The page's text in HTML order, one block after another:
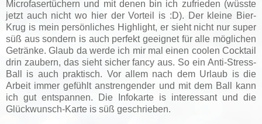
Microfasertüchern und mit denen bin ich zufrieden (wüsste
jetzt auch nicht wo hier der Vorteil is :D). Der kleine Bier-
Krug is mein persönliches Highlight, er sieht nicht nur super
süß aus sondern is auch perfekt geeignet für alle möglichen
Getränke. Glaub da werde ich mir mal einen coolen Cocktail
drin zaubern, das sieht sicher fancy aus. So ein Anti-Stress-
Ball is auch praktisch. Vor allem nach dem Urlaub is die
Arbeit immer gefühlt anstrengender und mit dem Ball kann
ich gut entspannen. Die Infokarte is interessant und die
Glückwunsch-Karte is süß geschrieben.